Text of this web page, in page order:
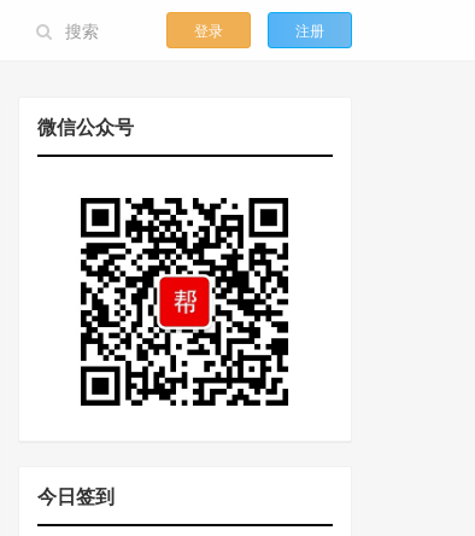
登录 注册
微信公众号
今日签到